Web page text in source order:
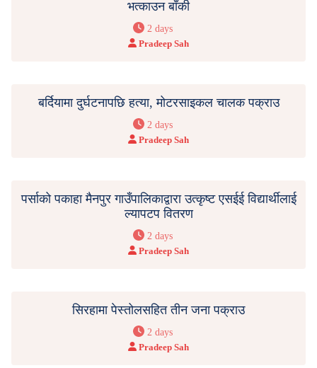
भत्काउन बाँकी
2 days
Pradeep Sah
बर्दियामा दुर्घटनापछि हत्या, मोटरसाइकल चालक पक्राउ
2 days
Pradeep Sah
पर्साको पकाहा मैनपुर गाउँपालिकाद्वारा उत्कृष्ट एसईई विद्यार्थीलाई
ल्यापटप वितरण
2 days
Pradeep Sah
सिरहामा पेस्तोलसहित तीन जना पक्राउ
2 days
Pradeep Sah